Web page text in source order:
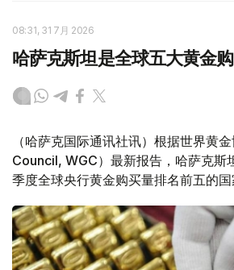
08:31, 31 7月 2026
哈萨克斯坦是全球五大黄金
（哈萨克国际通讯社讯）根据世界黄
Council, WGC）最新报告，哈萨克斯
季度全球央行黄金购买量排名前五的国